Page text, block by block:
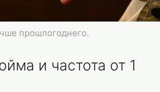
прошлогоднего.
и частота от 1